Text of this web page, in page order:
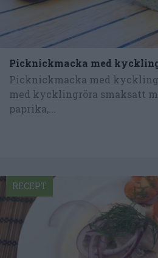
Picknickmacka med
Picknickmacka med
med kycklingröra smaksatt
paprika,...
RECEPT